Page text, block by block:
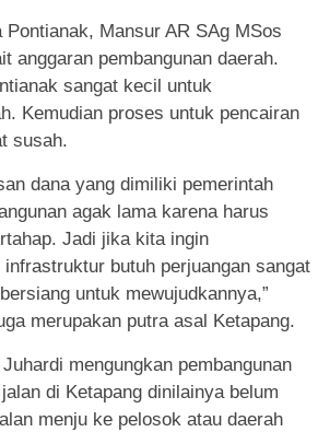
Pontianak, Mansur AR SAg MSos
anggaran pembangunan daerah.
sangat kecil untuk
Kemudian proses untuk pencairan
susah.
dana yang dimiliki pemerintah
agak lama karena harus
Jadi jika kita ingin
infrastruktur butuh perjuangan sangat
untuk mewujudkannya,”
merupakan putra asal Ketapang.
mengungkan pembangunan
di Ketapang dinilainya belum
menju ke pelosok atau daerah